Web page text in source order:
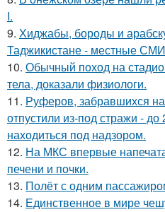
I.
9. Хиджабы, бороды и
Таджикистане - местные
10. Обычный поход на
тела, доказали физиологи.
11. Руферов, забравшихся
отпустили из-под стражи - до
находиться под надзором.
12. На МКС впервые
печени и почки.
13. Полёт с одним
14. Единственное в мире